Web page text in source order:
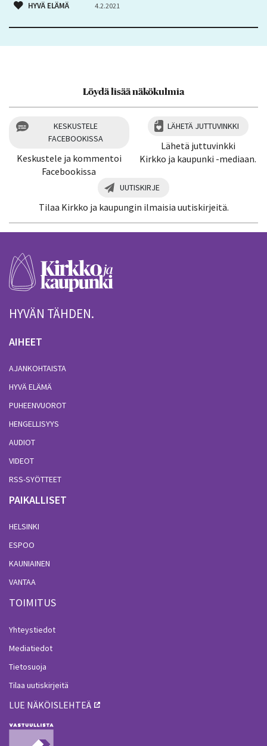
HYVÄ ELÄMÄ 4.2.2021
Löydä lisää näkökulmia
KESKUSTELE
FACEBOOKISSA
Keskustele ja kommentoi
Facebookissa
LÄHETÄ JUTTUVINKKI
Lähetä juttuvinkki
Kirkko ja kaupunki -mediaan.
UUTISKIRJE
Tilaa Kirkko ja kaupungin ilmaisia uutiskirjeitä.
HYVÄN TÄHDEN.
AIHEET
AJANKOHTAISTA
HYVÄ ELÄMÄ
PUHEENVUOROT
HENGELLISYYS
AUDIOT
VIDEOT
RSS-SYÖTTEET
PAIKALLISET
HELSINKI
ESPOO
KAUNIAINEN
VANTAA
TOIMITUS
Yhteystiedot
Mediatiedot
Tietosuoja
Tilaa uutiskirjeitä
LUE NÄKÖISLEHTEÄ